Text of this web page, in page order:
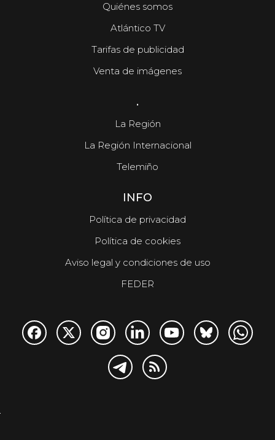
Quiénes somos
Atlántico TV
Tarifas de publicidad
Venta de imágenes
.
La Región
La Región Internacional
Telemiño
INFO
Política de privacidad
Política de cookies
Aviso legal y condiciones de uso
FEDER